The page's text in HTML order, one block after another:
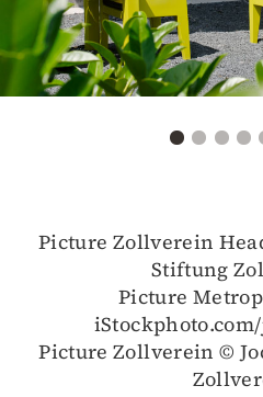
Picture Zollverein
Stiftung
Picture
Picture Zollverein ©